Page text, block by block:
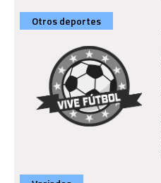
Otros deportes